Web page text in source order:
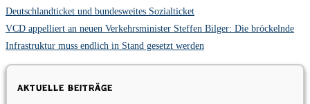
Deutschlandticket und bundesweites Sozialticket
VCD appelliert an neuen Verkehrsminister Steffen Bilger: Die bröckelnde
Infrastruktur muss endlich in Stand gesetzt werden
Aktuelle Beiträge